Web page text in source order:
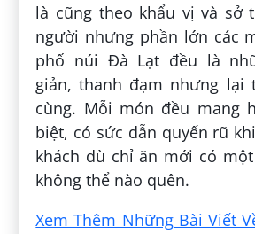
là cũng theo khẩu vị và sở
người nhưng phần lớn các
phố núi Đà Lạt đều là
giản, thanh đạm nhưng lại
cùng. Mỗi món đều mang
biệt, có sức dẫn quyến rũ
khách dù chỉ ăn mới có
không thể nào quên.
Xem Thêm Những Bài Viết